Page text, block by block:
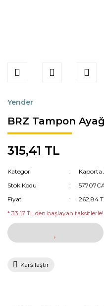
Yender
BRZ Tampon
315,41 TL
Kategori
Kaporta
Stok Kodu
Fiyat
262,84
* 33,17 TL den başlayan taksitlerle!!
Karşılaştır